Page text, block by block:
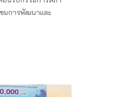
มการพัฒนาและ